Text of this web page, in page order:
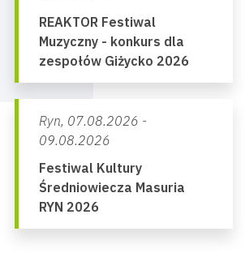
REAKTOR Festiwal
Muzyczny - konkurs dla
zespołów Giżycko 2026
Ryn, 07.08.2026 -
09.08.2026
Festiwal Kultury
Średniowiecza Masuria
RYN 2026